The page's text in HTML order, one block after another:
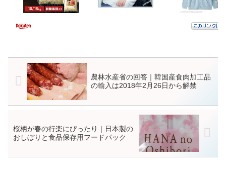
農林水産省の回答｜韓国産食肉加工品
の輸入は2018年2月26日から解禁
桜柄が春の行楽にぴったり｜日本製の
おしぼりと食品保存用フードパック